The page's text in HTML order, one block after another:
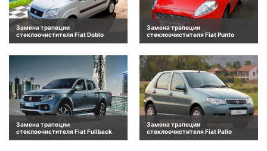
Замена трапеции
стеклоочистителя Fiat Doblo
Замена трапеции
стеклоочистителя Fiat Punto
Замена трапеции
стеклоочистителя Fiat Fullback
Замена трапеции
стеклоочистителя Fiat Palio